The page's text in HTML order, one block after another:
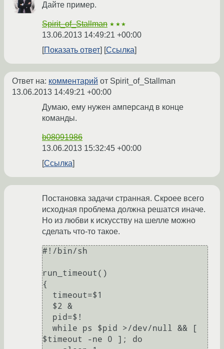
Дайте пример.
Spirit_of_Stallman ★★★
13.06.2013 14:49:21 +00:00
Показать ответ
Ссылка
Ответ на: комментарий от Spirit_of_Stallman
13.06.2013 14:49:21 +00:00
Думаю, ему нужен амперсанд в конце
команды.
b08091986
13.06.2013 15:32:45 +00:00
Ссылка
Постановка задачи странная. Скроее всего
исходная проблема должна решатся иначе.
Но из любви к искусству на шелле можно
сделать что-то такое.
#!/bin/sh
run_timeout()
{
$timeout -ne 0 ]; do